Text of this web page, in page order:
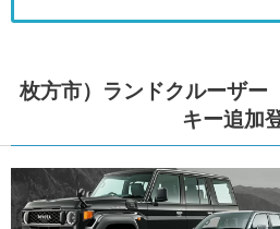
枚方市）ランドクルーザー
キー追加